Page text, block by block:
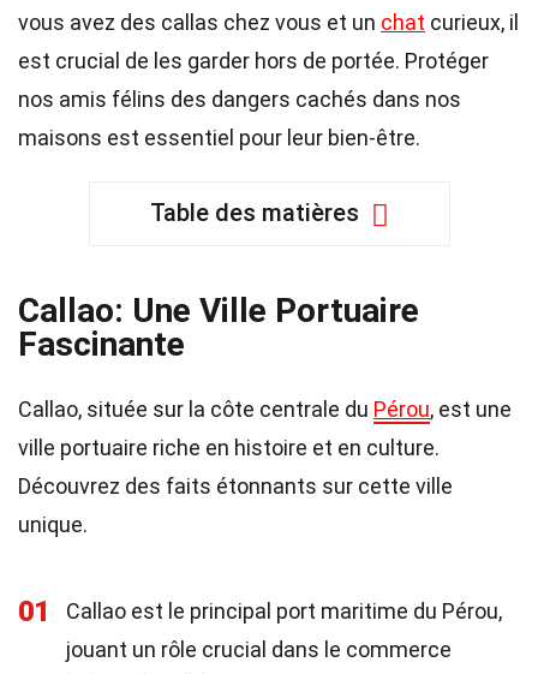
vous avez des callas chez vous et un chat curieux, il
est crucial de les garder hors de portée. Protéger
nos amis félins des dangers cachés dans nos
maisons est essentiel pour leur bien-être.
Table des matières
Callao: Une Ville Portuaire
Fascinante
Callao, située sur la côte centrale du Pérou, est une
ville portuaire riche en histoire et en culture.
Découvrez des faits étonnants sur cette ville
unique.
01
Callao est le principal port maritime du Pérou,
jouant un rôle crucial dans le commerce